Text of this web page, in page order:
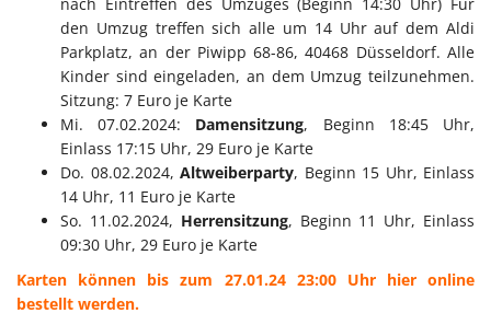
den Umzug treffen sich alle um 14 Uhr auf dem Aldi
Parkplatz, an der Piwipp 68-86, 40468 Düsseldorf. Alle
Kinder sind eingeladen, an dem Umzug teilzunehmen.
Sitzung: 7 Euro je Karte
Mi. 07.02.2024: Damensitzung, Beginn 18:45 Uhr,
Einlass 17:15 Uhr, 29 Euro je Karte
Do. 08.02.2024, Altweiberparty, Beginn 15 Uhr, Einlass
14 Uhr, 11 Euro je Karte
So. 11.02.2024, Herrensitzung, Beginn 11 Uhr, Einlass
09:30 Uhr, 29 Euro je Karte
Karten können bis zum 27.01.24 23:00 Uhr hier online
bestellt werden.